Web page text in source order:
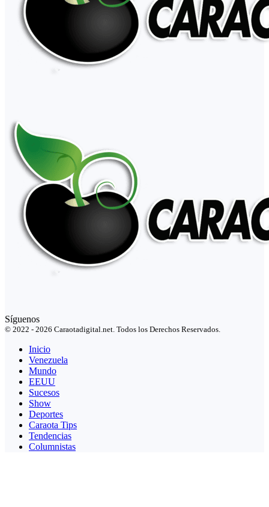
Síguenos
© 2022 - 2026 Caraotadigital.net. Todos los Derechos Reservados.
Inicio
Venezuela
Mundo
EEUU
Sucesos
Show
Deportes
Caraota Tips
Tendencias
Columnistas